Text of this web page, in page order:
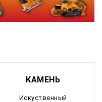
КАМЕНЬ
Искуственный